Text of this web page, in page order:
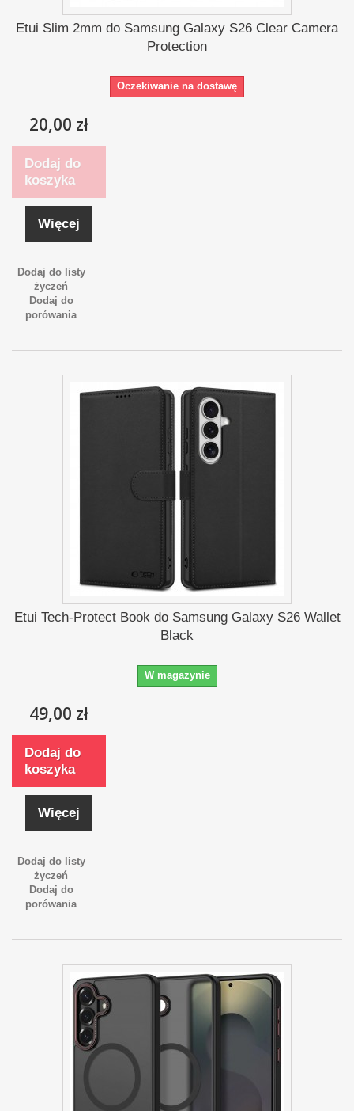
Etui Slim 2mm do Samsung Galaxy S26 Clear Camera
Protection
Oczekiwanie na dostawę
20,00 zł
Dodaj do
koszyka
Więcej
Dodaj do listy
życzeń
Dodaj do
porówania
Etui Tech-Protect Book do Samsung Galaxy S26 Wallet
Black
W magazynie
49,00 zł
Dodaj do
koszyka
Więcej
Dodaj do listy
życzeń
Dodaj do
porówania